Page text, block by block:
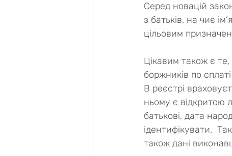
Серед новацій
з батьків, на чиє
цільовим
Цікавим також є
боржників по сплаті
В реєстрі
ньому є відкритою
батькові, дата
ідентифікувати.
також дані